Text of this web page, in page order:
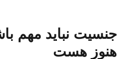
جنسیت نباید مهم
هنوز هست